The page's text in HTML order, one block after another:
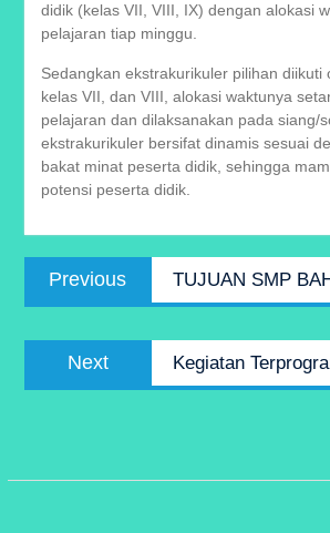
didik (kelas VII, VIII, IX) dengan alokasi
pelajaran tiap minggu.
Sedangkan ekstrakurikuler pilihan diikuti
kelas VII, dan VIII, alokasi waktunya
pelajaran dan dilaksanakan pada siang/
ekstrakurikuler bersifat dinamis sesuai
bakat minat peserta didik, sehingga
potensi peserta didik.
Post
navigation
Previous
post:
TUJUAN SMP
Next
post:
Kegiatan